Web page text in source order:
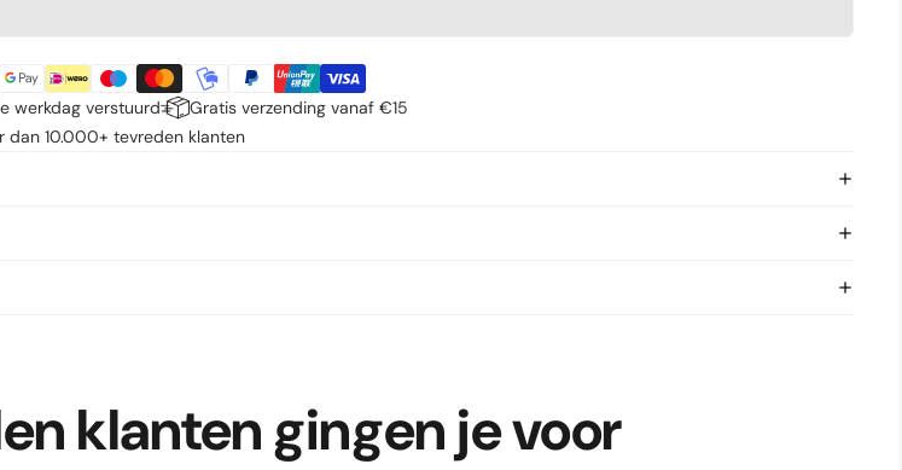
werkdag verstuurd
Gratis verzending vanaf €15
dan 10.000+ tevreden klanten
klanten gingen je voor